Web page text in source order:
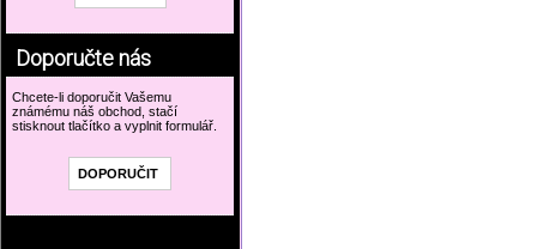
Doporučte nás
Chcete-li doporučit Vašemu
známému náš obchod, stačí
stisknout tlačítko a vyplnit formulář.